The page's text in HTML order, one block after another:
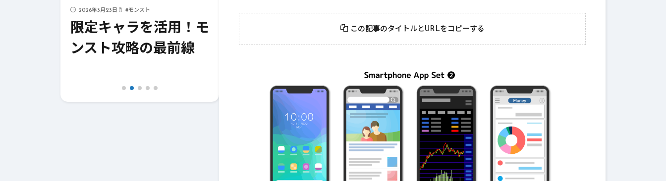
2026年3月23日 #モンスト
限定キャラを活用！モ
ンスト攻略の最前線
モンスト攻略に役立
つ！おすすめパーティ
絶対に知っておきたい
モンスト攻略テクニッ
ク10選
ガチャ運がアップする
かも？モンストの都市
この記事のタイトルとURLをコピーする